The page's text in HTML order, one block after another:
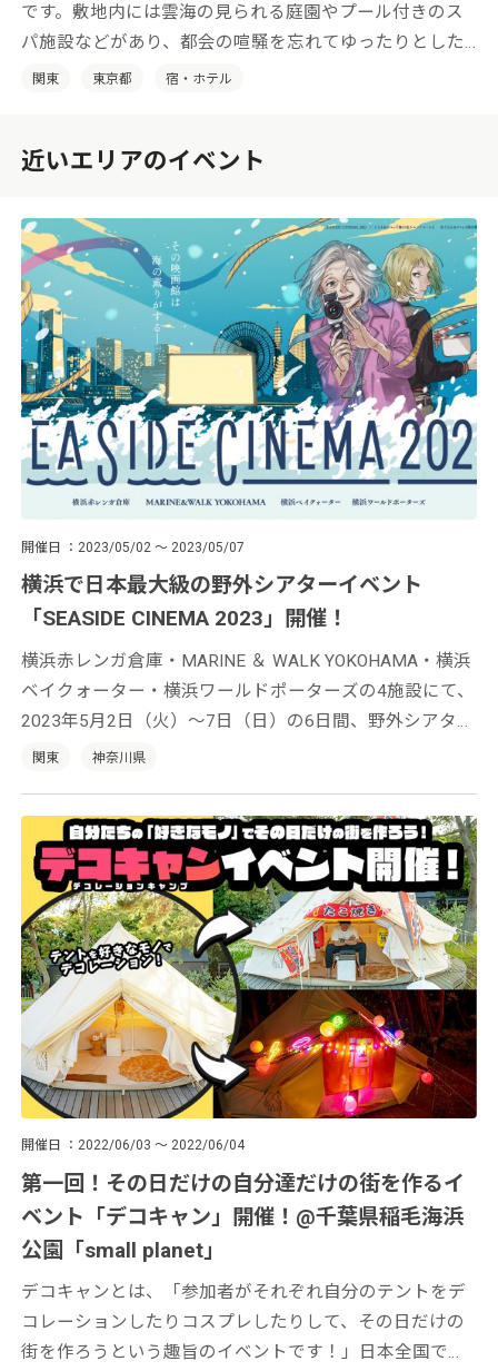
です。敷地内には雲海の見られる庭園やプール付きのス
パ施設などがあり、都会の喧騒を忘れてゆったりとした
時間をお過ごしいただけます。
関東 東京都 宿・ホテル
近いエリアのイベント
開催日 2023/05/02 ～ 2023/05/07
横浜で日本最大級の野外シアターイベント
「SEASIDE CINEMA 2023」開催！
横浜赤レンガ倉庫・MARINE ＆ WALK YOKOHAMA・横浜
ベイクォーター・横浜ワールドポーターズの4施設にて、
2023年5月2日（火）〜7日（日）の6日間、野外シアター
イベント「SEASIDE CINEMA 2023（シーサイドシネマ
関東 神奈川県
開催日 2022/06/03 ～ 2022/06/04
第一回！その日だけの自分達だけの街を作るイ
ベント「デコキャン」開催！@千葉県稲毛海浜
公園「small planet」
デコキャンとは、「参加者がそれぞれ自分のテントをデ
コレーションしたりコスプレしたりして、その日だけの
街を作ろうという趣旨のイベントです！」日本全国でそ